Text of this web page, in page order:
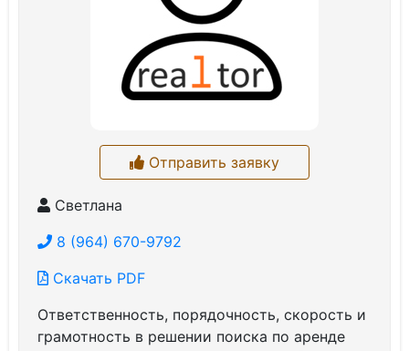
Отправить заявку
Светлана
8 (964) 670-9792
Скачать PDF
Ответственность, порядочность, скорость и
грамотность в решении поиска по аренде